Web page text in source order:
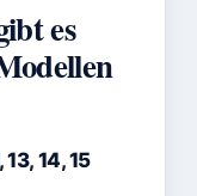
es
14, 15